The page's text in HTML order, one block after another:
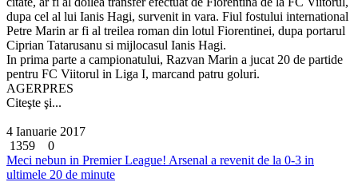
dupa cel al lui Ianis Hagi, survenit in vara. Fiul fostului international
Petre Marin ar fi al treilea roman din lotul Fiorentinei, dupa portarul
Ciprian Tatarusanu si mijlocasul Ianis Hagi.
In prima parte a campionatului, Razvan Marin a jucat 20 de partide
pentru FC Viitorul in Liga I, marcand patru goluri.
AGERPRES
Citeşte şi...
4 Ianuarie 2017
1359
0
Meci nebun in Premier League! Arsenal a revenit de la 0-3 in
ultimele 20 de minute